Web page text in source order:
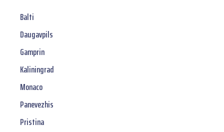
Balti
Daugavpils
Gamprin
Kaliningrad
Monaco
Panevezhis
Pristina